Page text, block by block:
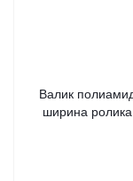
Валик
ширина